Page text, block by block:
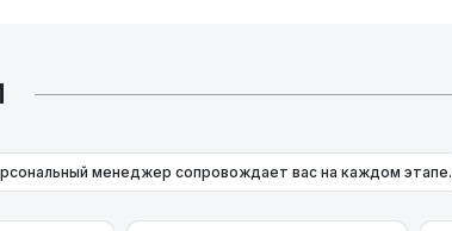
позвонив нам прямо сейчас:+375
менеджер сопровождает вас на каждом этапе.